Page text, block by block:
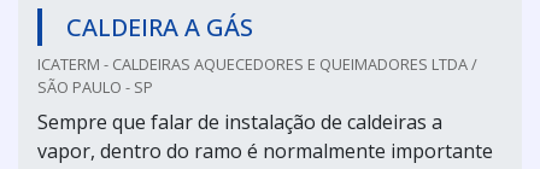
CALDEIRA A GÁS
ICATERM - CALDEIRAS AQUECEDORES E QUEIMADORES LTDA /
SÃO PAULO - SP
Sempre que falar de instalação de caldeiras a
vapor, dentro do ramo é normalmente importante